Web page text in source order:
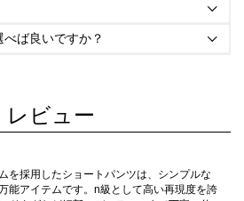

ば良いですか？ 
レビュー
を採用したショートパンツは、シンプルな
能アイテムです。n級として高い再現度を誇